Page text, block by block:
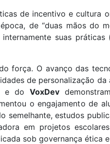
de incentivo e cultura
de “duas mãos do
suas práticas
força. O avanço das
de personalização da
e do VoxDev
o engajamento de
semelhante, estudos
em projetos
sob governança ética